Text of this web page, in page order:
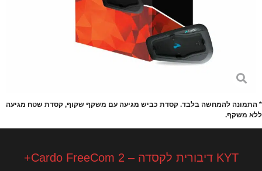
* התמונה להמחשה בלבד. קסדת כביש מגיעה עם משקף שקוף, קסדת שטח מגיעה
ללא משקף.
KYT דיבורית לקסדה – Cardo FreeCom 2+